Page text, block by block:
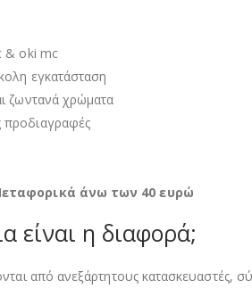
& oki mc
εγκατάσταση
ζωντανά χρώματα
άνω των 40 ευρώ
είναι η διαφορά;
από ανεξάρτητους κατασκευαστές,